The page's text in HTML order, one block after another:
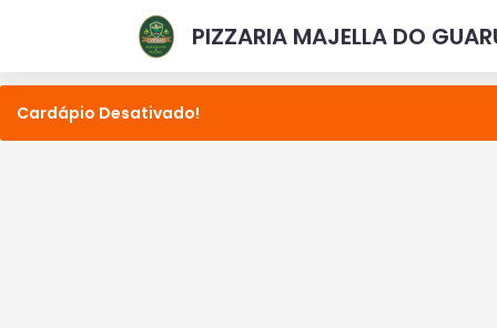
PIZZARIA MAJELLA DO
Cardápio Desativado!